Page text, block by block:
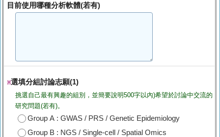
目前使用哪種分析軟體(若有)
※選填分組討論志願(1)
挑選自己最有興趣的組別，並簡要說明500字以內)希望於討論中交流的
研究問題(若有)。
Group A : GWAS / PRS / Genetic Epidemiology
Group B : NGS / Single-cell / Spatial Omics